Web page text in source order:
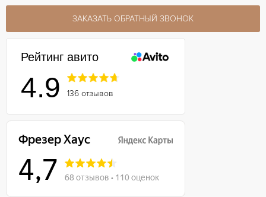
ЗАКАЗАТЬ ОБРАТНЫЙ ЗВОНОК
Рейтинг авито
4.9 136 отзывов